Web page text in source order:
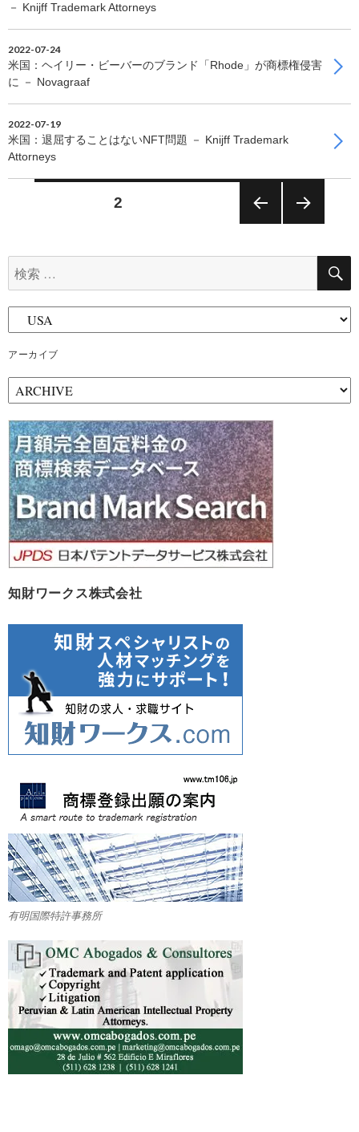
－ Knijff Trademark Attorneys
2022-07-24
米国：ヘイリー・ビーバーのブランド「Rhode」が商標権侵害
に － Novagraaf
2022-07-19
米国：退屈することはないNFT問題 － Knijff Trademark
Attorneys
ナ
ビ
ゲ
ー
シ
ョ
ン
固定ページ2
索:
アーカイブ
ー
カ
イ
ブ
知財ワークス株式会社
有明国際特許事務所